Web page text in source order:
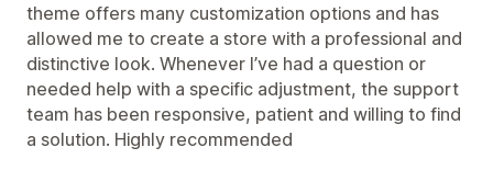
theme offers many customization options and has
allowed me to create a store with a professional and
distinctive look. Whenever I’ve had a question or
needed help with a specific adjustment, the support
team has been responsive, patient and willing to find
a solution. Highly recommended